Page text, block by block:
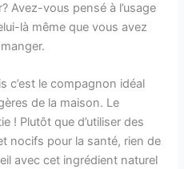
Avez-vous pensé à l’usage
là même que vous avez
c’est le compagnon idéal
de la maison. Le
! Plutôt que d’utiliser des
nocifs pour la santé, rien de
avec cet ingrédient naturel